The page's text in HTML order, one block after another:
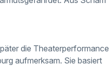
die Theaterperformance
aufmerksam. Sie basiert